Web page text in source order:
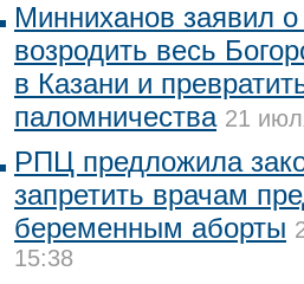
Минниханов заявил
возродить весь
в Казани и
паломничества 21
РПЦ предложила
запретить врачам
беременным аборты
15:38